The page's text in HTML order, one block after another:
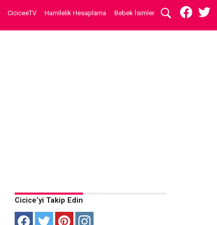
CiciceeTV Hamilelik Hesaplama Bebek İsimleri
Cicice’yi Takip Edin